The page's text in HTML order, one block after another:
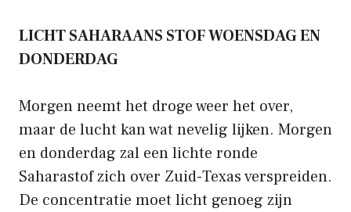
LICHT SAHARAANS STOF WOENSDAG EN
DONDERDAG
Morgen neemt het droge weer het over,
maar de lucht kan wat nevelig lijken. Morgen
en donderdag zal een lichte ronde
Saharastof zich over Zuid-Texas verspreiden.
De concentratie moet licht genoeg zijn